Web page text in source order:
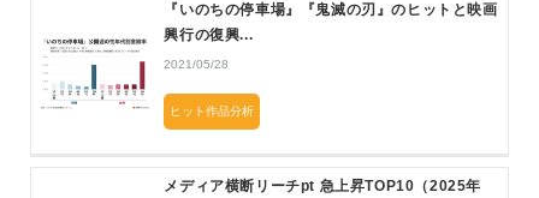
『いのちの停車場』『鬼滅の刃』のヒットと映画
興行の復興...
2021/05/28
ヒット作品分析
メディア横断リーチpt 急上昇TOP10（2025年